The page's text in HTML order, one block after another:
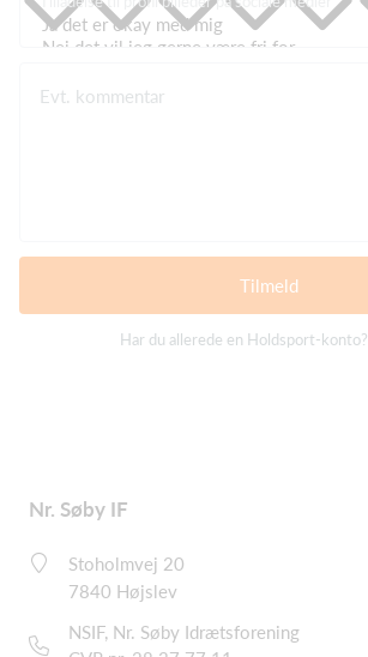
Evt. kommentar
Tilmeld
Har du allerede en Holdsport-konto?
Nr. Søby IF
Stoholmvej 20
7840 Højslev
NSIF, Nr. Søby Idrætsforening